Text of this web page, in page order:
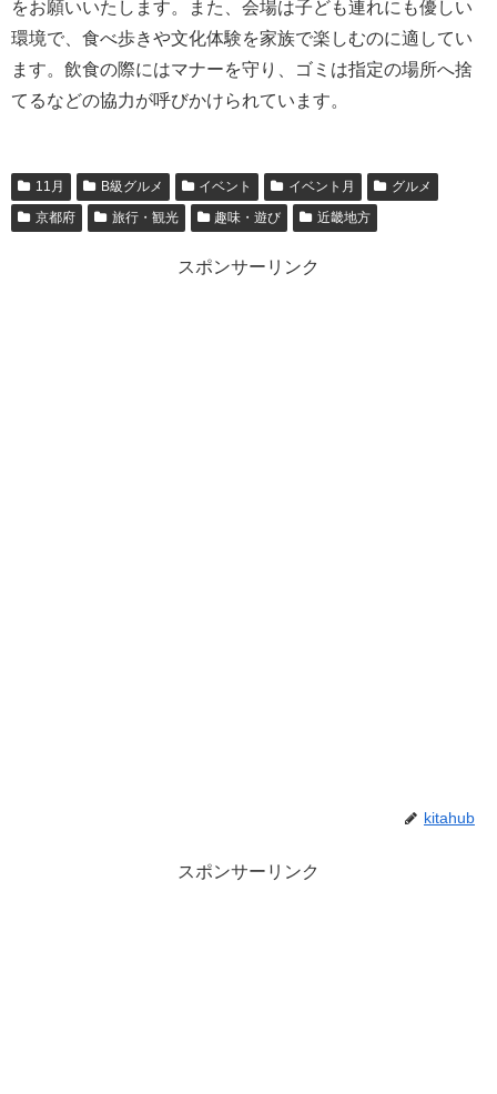
をお願いいたします。また、会場は子ども連れにも優しい
環境で、食べ歩きや文化体験を家族で楽しむのに適してい
ます。飲食の際にはマナーを守り、ゴミは指定の場所へ捨
てるなどの協力が呼びかけられています。
11月 B級グルメ イベント イベント月
グルメ
京都府
旅行・観光 趣味・遊び 近畿地方
スポンサーリンク
kitahub
スポンサーリンク